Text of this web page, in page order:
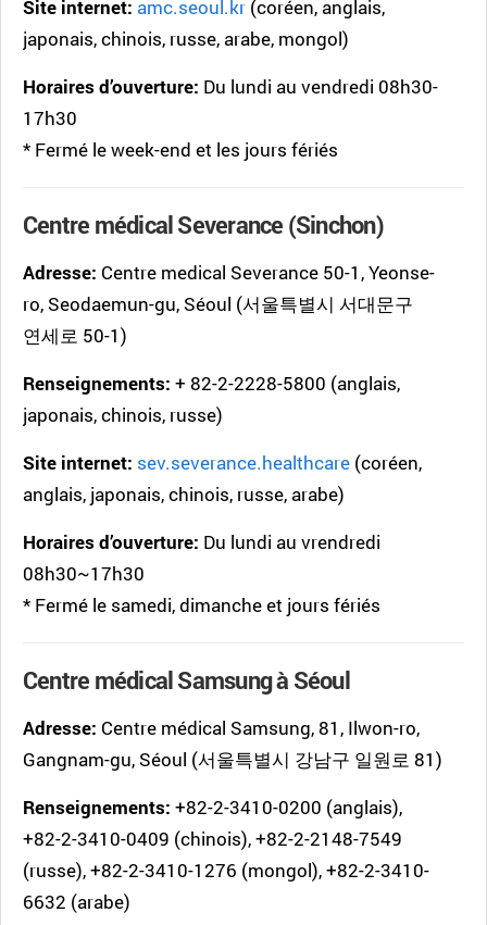
Site internet: amc.seoul.kr (coréen, anglais,
japonais, chinois, russe, arabe, mongol)
Horaires d’ouverture: Du lundi au vendredi 08h30-
17h30
* Fermé le week-end et les jours fériés
Centre médical Severance (Sinchon)
Adresse: Centre medical Severance 50-1, Yeonse-
ro, Seodaemun-gu, Séoul (서울특별시 서대문구
연세로 50-1)
Renseignements: + 82-2-2228-5800 (anglais,
japonais, chinois, russe)
Site internet: sev.severance.healthcare (coréen,
anglais, japonais, chinois, russe, arabe)
Horaires d’ouverture: Du lundi au vrendredi
08h30~17h30
* Fermé le samedi, dimanche et jours fériés
Centre médical Samsung à Séoul
Adresse: Centre médical Samsung, 81, Ilwon-ro,
Gangnam-gu, Séoul (서울특별시 강남구 일원로 81)
Renseignements: +82-2-3410-0200 (anglais),
+82-2-3410-0409 (chinois), +82-2-2148-7549
(russe), +82-2-3410-1276 (mongol), +82-2-3410-
6632 (arabe)